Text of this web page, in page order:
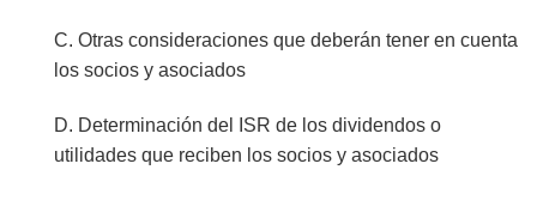
C. Otras consideraciones que deberán tener en cuenta
los socios y asociados
D. Determinación del ISR de los dividendos o
utilidades que reciben los socios y asociados